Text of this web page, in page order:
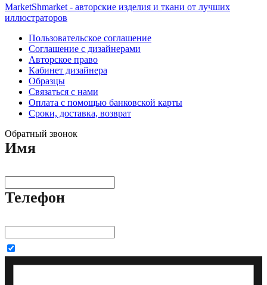
MarketShmarket - авторские изделия и ткани от лучших
иллюстраторов
Пользовательское соглашение
Соглашение с дизайнерами
Авторское право
Кабинет дизайнера
Образцы
Связаться с нами
Оплата с помощью банковской карты
Сроки, доставка, возврат
Обратный звонок
Имя
Телефон